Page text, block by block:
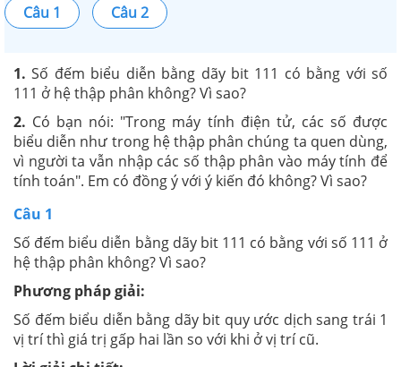
Câu 1 Câu 2
1. Số đếm biểu diễn bằng dãy bit 111 có bằng với số
111 ở hệ thập phân không? Vì sao?
2. Có bạn nói: "Trong máy tính điện tử, các số được
biểu diễn như trong hệ thập phân chúng ta quen dùng,
vì người ta vẫn nhập các số thập phân vào máy tính để
tính toán". Em có đồng ý với ý kiến đó không? Vì sao?
Câu 1
Số đếm biểu diễn bằng dãy bit 111 có bằng với số 111 ở
hệ thập phân không? Vì sao?
Phương pháp giải:
Số đếm biểu diễn bằng dãy bit quy ước dịch sang trái 1
vị trí thì giá trị gấp hai lần so với khi ở vị trí cũ.